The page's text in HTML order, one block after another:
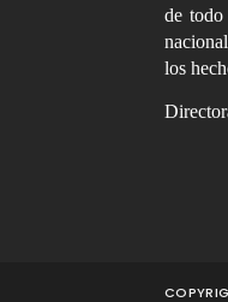
de todo
los